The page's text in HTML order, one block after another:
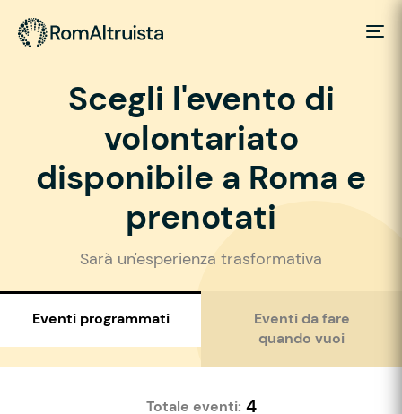
Scegli l'evento di
volontariato
disponibile a Roma e
prenotati
Sarà un'esperienza trasformativa
Eventi programmati
Eventi da fare
quando vuoi
Totale eventi: 4